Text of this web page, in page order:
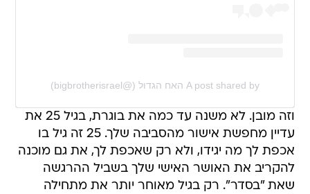
A post shared by האח הגדול (@bigbrotherisrael)
וזה מובן. לא משנה עד כמה את בוגרת, בגיל 25 את
עדיין מחפשת אישור מהסביבה שלך. 25 זה גיל בו
אכפת לך מה יגידו, ולא רק שאכפת לך, את גם מוכנה
להקריב את האושר האישי שלך בשביל ההרגשה
שאת "בסדר". רק בגיל מאוחר יותר את מתחילה